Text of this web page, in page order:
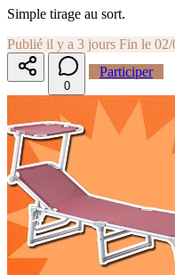
Simple tirage au sort.
Publié il y a 3 jours Fin le
0
Participer